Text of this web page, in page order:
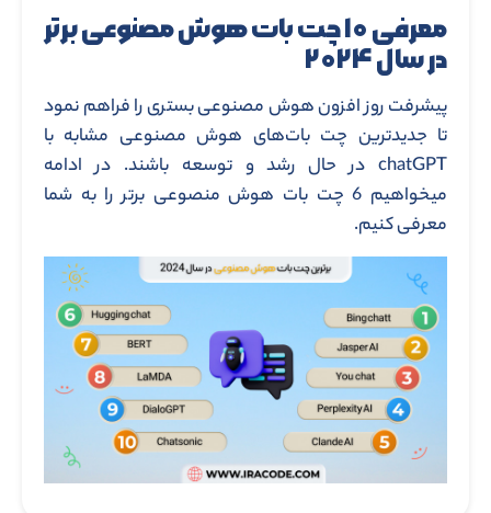
معرفی ۱۰ چت بات هوش مصنوعی برتر
در سال ۲۰۲۴
پیشرفت روز افزون هوش مصنوعی بستری را فراهم نمود
تا جدیدترین چت بات‌های هوش مصنوعی مشابه با
chatGPT در حال رشد و توسعه باشند. در ادامه
میخواهیم 6 چت بات هوش منصوعی برتر را به شما
معرفی کنیم.